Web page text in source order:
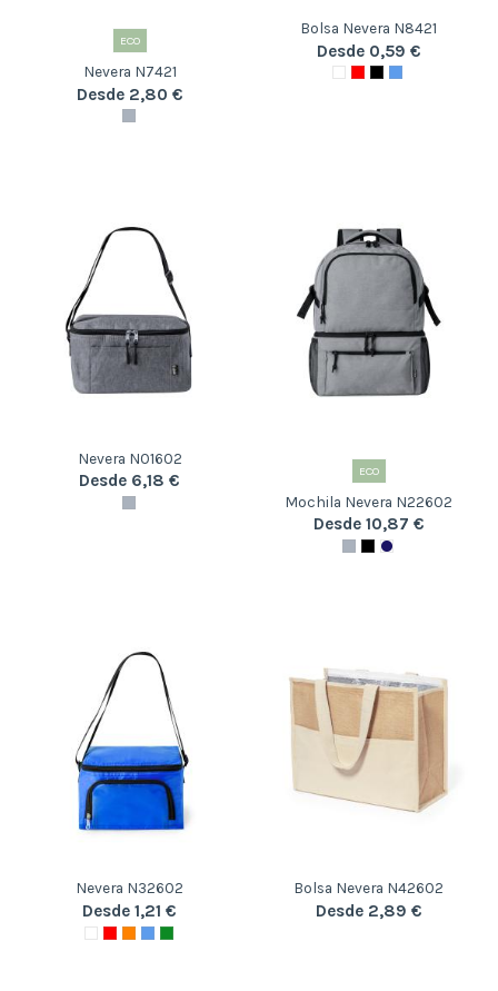
ECO
Nevera N7421
Desde 2,80 €
Bolsa Nevera N8421
Desde 0,59 €
Nevera N01602
Desde 6,18 €
ECO
Mochila Nevera N22602
Desde 10,87 €
Nevera N32602
Desde 1,21 €
Bolsa Nevera N42602
Desde 2,89 €